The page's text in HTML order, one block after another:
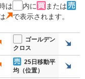
は
内に
または
で表示されます。
ゴールデン
クロス
25日移動平
均（位置）